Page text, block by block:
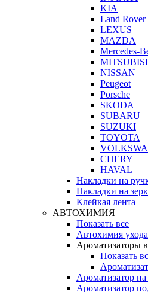
KIA
Land Rover
LEXUS
MAZDA
Mercedes-
NISSAN
Peugeot
Porsche
SKODA
SUBARU
SUZUKI
TOYOTA
CHERY
HAVAL
Накладки на
Накладки на
Клейкая лента
АВТОХИМИЯ
Показать все
Автохимия
Ароматизаторы
Показать
Ароматизатор
Ароматизатор